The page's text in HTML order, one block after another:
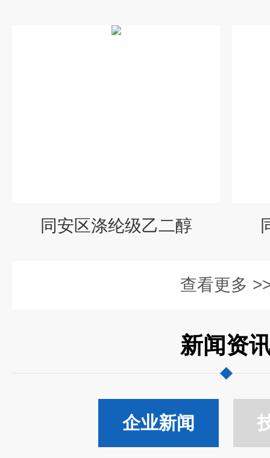
同安区涤纶级乙二醇
查看更多
新闻资
企业新闻